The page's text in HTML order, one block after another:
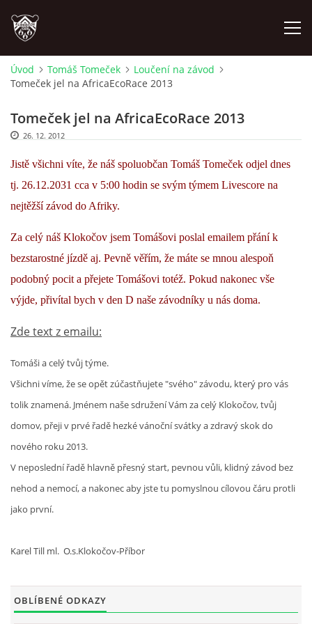
ÚVOD
PLÁNOVANÉ AKCE
PROBĚHLÉ AKCE
NOVINKY
FOTOALBUM
VIDEA
INTERNÍ SEKCE
KONTAKTY
© 2026 eStránky.cz
Úvod Tomáš Tomeček
Loučení na závod
Tomeček jel na AfricaEcoRace 2013
Tomeček jel na AfricaEcoRace 2013
26. 12. 2012
Jistě všichni víte, že náš spoluobčan Tomáš Tomeček odjel dnes
tj. 26.12.2031 cca v 5:00 hodin se svým týmem Livescore na
nejtěžší závod do Afriky.
Za celý náš Klokočov jsem Tomášovi poslal emailem přání k
bezstarostné jízdě aj. Pevně věřím, že máte se mnou alespoň
podobný pocit a přejete Tomášovi totéž. Pokud nakonec vše
výjde, přivítal bych v den D naše závodníky u nás doma.
Zde text z emailu:
Tomáši a celý tvůj týme.
Všichni víme, že se opět zúčastňujete "svého" závodu, který pro vás
tolik znamená. Jménem naše sdružení Vám za celý Klokočov, tvůj
domov, přeji v prvé řadě hezké vánoční svátky a zdravý skok do
nového roku 2013.
V neposlední řadě hlavně přesný start, pevnou vůli, klidný závod bez
nehod a nemocí, a nakonec aby jste tu pomyslnou cílovou čáru protli
jako první.
Karel Till ml. O.s.Klokočov-Příbor
OBLÍBENÉ ODKAZY